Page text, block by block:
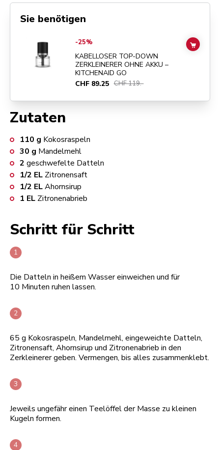
Zutaten
110 g Kokosraspeln
30 g Mandelmehl
2 geschwefelte Datteln
1/2 EL Zitronensaft
1/2 ELAhornsirup
1 EL Zitronenabrieb
Schritt für Schritt
Die Datteln in heißem Wasser einweichen und für
10 Minuten ruhen lassen.
65 g Kokosraspeln, Mandelmehl, eingeweichte Datteln,
Zitronensaft, Ahornsirup und Zitronenabrieb in den
Zerkleinerer geben. Vermengen, bis alles zusammenklebt.
Jeweils ungefähr einen Teelöffel der Masse zu kleinen
Kugeln formen.
Sie benötigen
KABELLOSER TOP-DOWN ZERKLEINERER OHNE AKKU –
-25%
KABELLOSER TOP-DOWN
ZERKLEINERER OHNE AKKU –
KITCHENAID GO
CHF 89.25 CHF 119.-
ADD